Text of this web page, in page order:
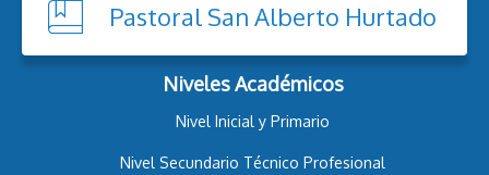
Pastoral San Alberto Hurtado
Niveles Académicos
Nivel Inicial y Primario
Nivel Secundario Técnico Profesional